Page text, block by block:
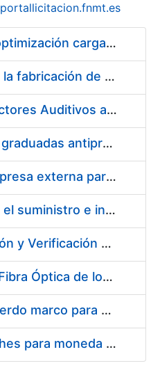
portallicitacion.fnmt.es
Pliego condiciones optimización cargas compras firmado
Acuerdo marco para la fabricación de piezas
Suministro de Protectores Auditivos a medida para las personas trabajadoras de los Centros de Trabajo de Madrid y Burgos
Suministro de gafas graduadas antiproyecciones para los trabajadores de la FNMT-RCM en los centros de trabajo de Madrid y Burgos
Servicios de una empresa externa para el asesoramiento y resolución de los recursos de alzada que se presentan relacionados con procesos de selección para la FNMT-RCM
Acuerdo marco para el suministro e instalación de persianas, estores y otros complementos
Servicio de Calibración y Verificación Externa de los Equipos de Medición del Servicio de Prevención de la FNMT-RCM
Conexión mediante Fibra Óptica de los Centros de Proceso de Datos (CPDs) de las sedes de la FNMT-RCM de Burgos y Madrid
Contratación de acuerdo marco para el Suministro de Material de Electricidad para la Fábrica Nacional de Moneda y Timbre-Real Casa de la Moneda en su centro de trabajo de Burgos
Suministro de estuches para moneda de 30 €